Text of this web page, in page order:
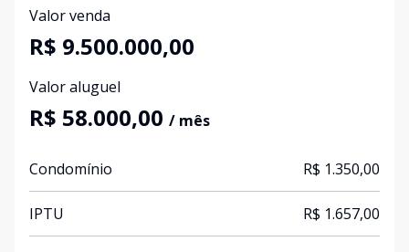
Valor venda
R$ 9.500.000,00
Valor aluguel
R$ 58.000,00 / mês
Condomínio R$ 1.350,00
IPTU R$ 1.657,00